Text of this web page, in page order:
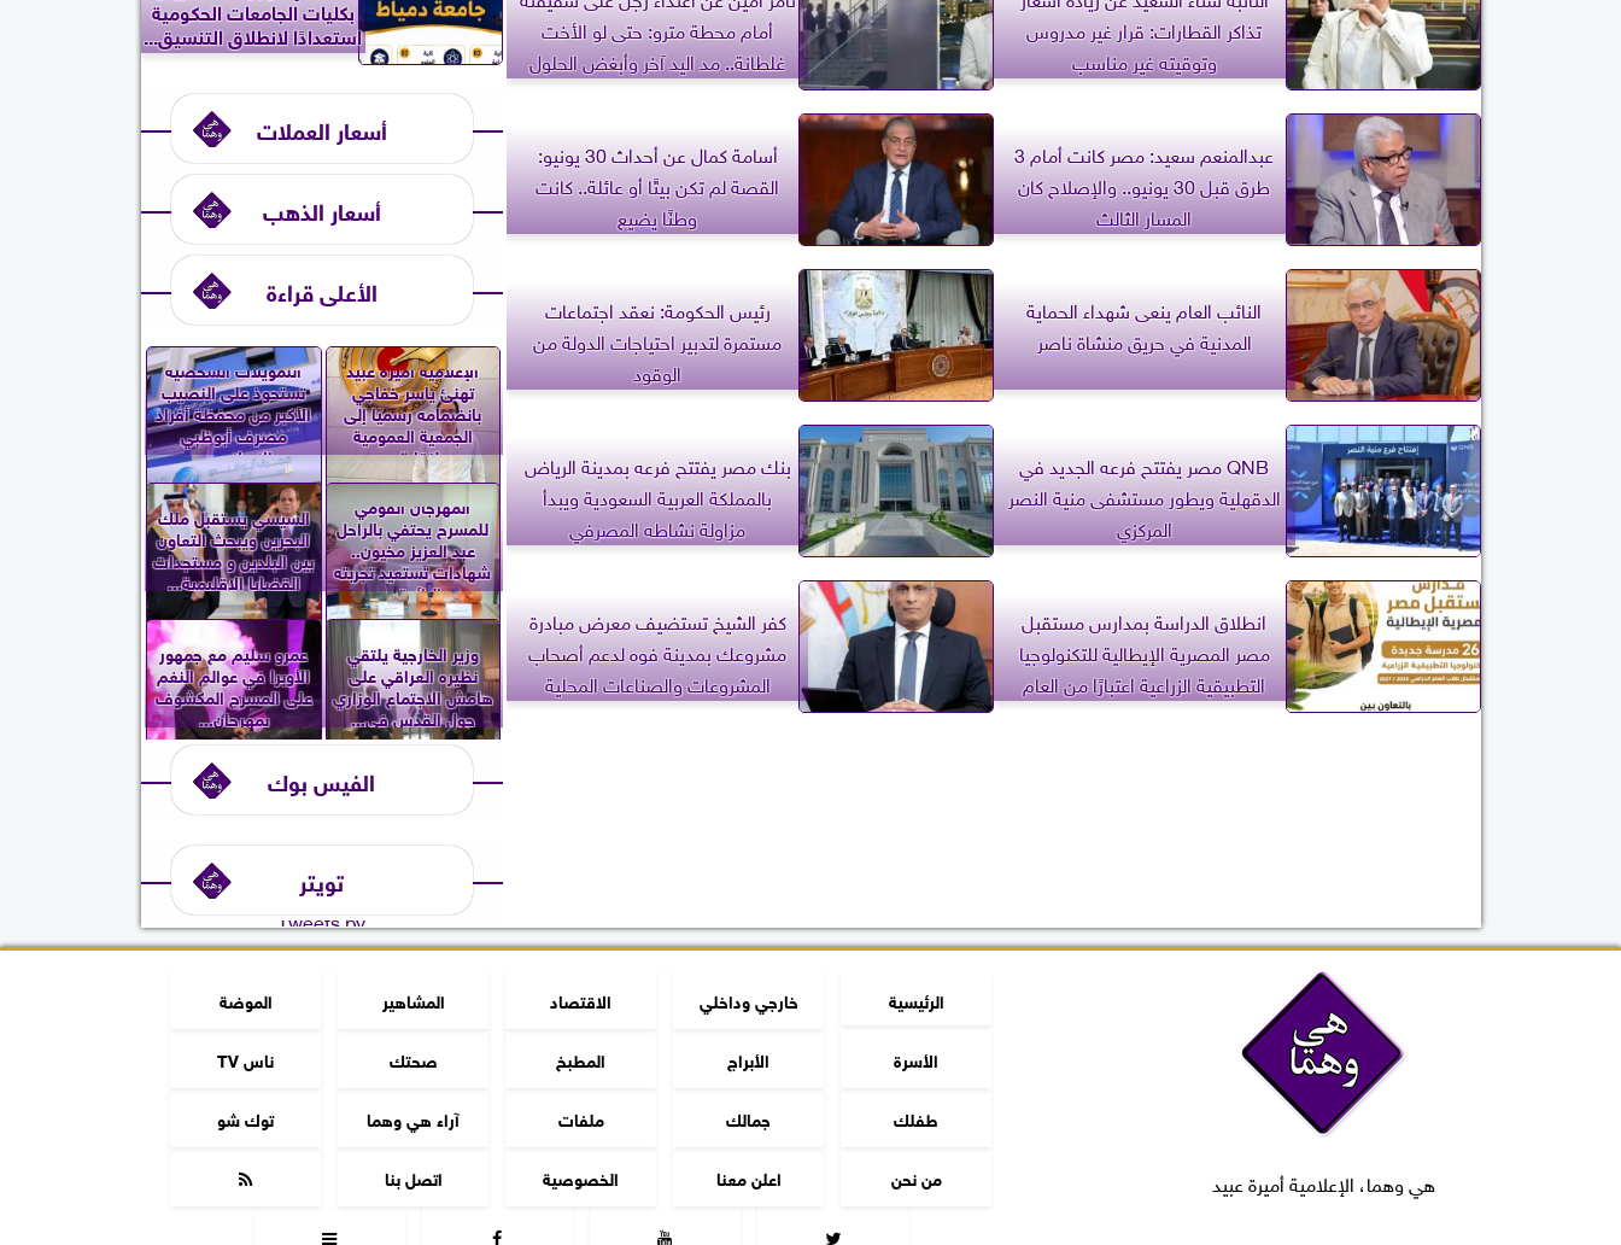
تذاكر القطارات: قرار غير مدروس
وتوقيته غير مناسب
أمام محطة مترو: حتى لو الأخت
غلطانة.. مد اليد آخر وأبغض الحلول
عبدالمنعم سعيد: مصر كانت أمام 3
طرق قبل 30 يونيو.. والإصلاح كان
المسار الثالث
أسامة كمال عن أحداث 30 يونيو:
القصة لم تكن بيتًا أو عائلة.. كانت
وطنًا يضيع
النائب العام ينعى شهداء الحماية
المدنية في حريق منشاة ناصر
رئيس الحكومة: نعقد اجتماعات
مستمرة لتدبير احتياجات الدولة من
الوقود
QNB مصر يفتتح فرعه الجديد في
الدقهلية ويطور مستشفى منية النصر
المركزي
بنك مصر يفتتح فرعه بمدينة الرياض
بالمملكة العربية السعودية ويبدأ
مزاولة نشاطه المصرفي
انطلاق الدراسة بمدارس مستقبل
مصر المصرية الإيطالية للتكنولوجيا
التطبيقية الزراعية اعتبارًا من العام
كفر الشيخ تستضيف معرض مبادرة
مشروعك بمدينة فوه لدعم أصحاب
المشروعات والصناعات المحلية
بكليات الجامعات الحكومية
استعدادًا لانطلاق التنسيق...
أسعار العملات
أسعار الذهب
الأعلى قراءة
الإعلامية أميرة عبيد
تهنئ ياسر خفاجي
بانضمامه رسميًا إلى
الجمعية العمومية
لنقابة...
التمويلات الشخصية
تستحوذ على النصيب
الأكبر من محفظة أفراد
مصرف أبوظبي
الإسلامي...
المهرجان القومي
للمسرح يحتفي بالراحل
عبد العزيز مخيون..
شهادات تستعيد تجربته
الرائدة...
السيسي يستقبل ملك
البحرين ويبحث التعاون
بين البلدين و مستجدات
القضايا الإقليمية...
وزير الخارجية يلتقي
نظيره العراقي على
هامش الاجتماع الوزاري
حول القدس في...
عمرو سليم مع جمهور
الأوبرا في عوالم النغم
على المسرح المكشوف
بمهرجان...
الفيس بوك
تويتر
Tweets by
هي وهما، الإعلامية أميرة عبيد
الرئيسية خارجي وداخلي الاقتصاد المشاهير
الموضة
الأسرة
الأبراج المطبخ صحتك
ناس TV
طفلك
جمالك ملفات آراء هي وهما
توك شو
من نحن
اعلن معنا الخصوصية اتصل بنا




